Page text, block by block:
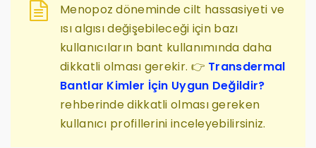
Menopoz döneminde cilt hassasiyeti ve
ısı algısı değişebileceği için bazı
kullanıcıların bant kullanımında daha
dikkatli olması gerekir. 👉 Transdermal
Bantlar Kimler İçin Uygun Değildir?
rehberinde dikkatli olması gereken
kullanıcı profillerini inceleyebilirsiniz.